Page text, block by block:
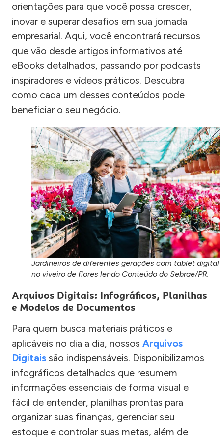
orientações para que você possa crescer,
inovar e superar desafios em sua jornada
empresarial. Aqui, você encontrará recursos
que vão desde artigos informativos até
eBooks detalhados, passando por podcasts
inspiradores e vídeos práticos. Descubra
como cada um desses conteúdos pode
beneficiar o seu negócio.
Jardineiros de diferentes gerações com tablet digital
no viveiro de flores lendo Conteúdo do Sebrae/PR.
Arquivos Digitais: Infográficos, Planilhas
e Modelos de Documentos
Para quem busca materiais práticos e
aplicáveis no dia a dia, nossos Arquivos
Digitais são indispensáveis. Disponibilizamos
infográficos detalhados que resumem
informações essenciais de forma visual e
fácil de entender, planilhas prontas para
organizar suas finanças, gerenciar seu
estoque e controlar suas metas, além de